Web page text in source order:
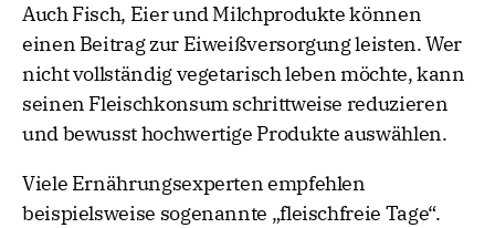
Auch Fisch, Eier und Milchprodukte können
einen Beitrag zur Eiweißversorgung leisten. Wer
nicht vollständig vegetarisch leben möchte, kann
seinen Fleischkonsum schrittweise reduzieren
und bewusst hochwertige Produkte auswählen.
Viele Ernährungsexperten empfehlen
beispielsweise sogenannte „fleischfreie Tage“.